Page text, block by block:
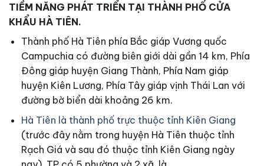
TIỀM NĂNG PHÁT TRIỂN TẠI THÀNH PHỐ CỬA
KHẨU HÀ TIÊN.
Thành phố Hà Tiên phía Bắc giáp Vương quốc
Campuchia có đường biên giới dài gần 14 km, Phía
Đông giáp huyện Giang Thành, Phía Nam giáp
huyện Kiên Lương, Phía Tây giáp vịnh Thái Lan với
đường bờ biển dài khoảng 26 km.
Hà Tiên là thành phố trực thuộc tỉnh Kiên Giang
(trước đây nằm trong huyện Hà Tiên thuộc tỉnh
Rạch Giá và sau đó thuộc tỉnh Kiên Giang ngày